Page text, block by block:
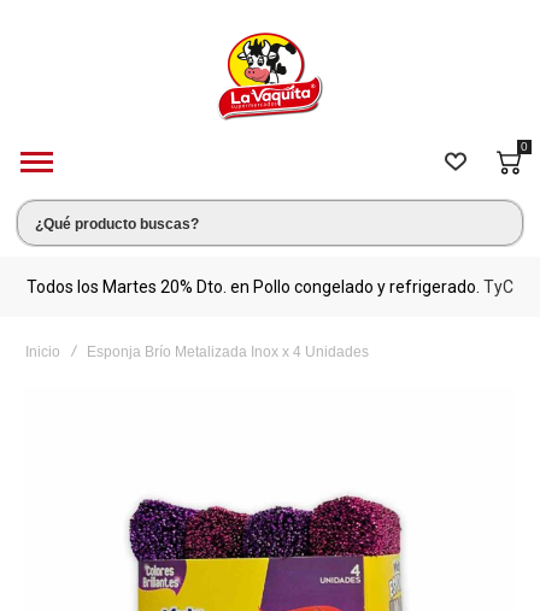
0
Todos los Martes 20% Dto. en Pollo congelado y refrigerado. TyC
Inicio Esponja Brío Metalizada Inox x 4 Unidades